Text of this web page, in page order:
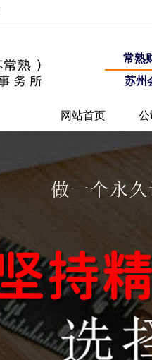
常熟
苏州
网站首页 公